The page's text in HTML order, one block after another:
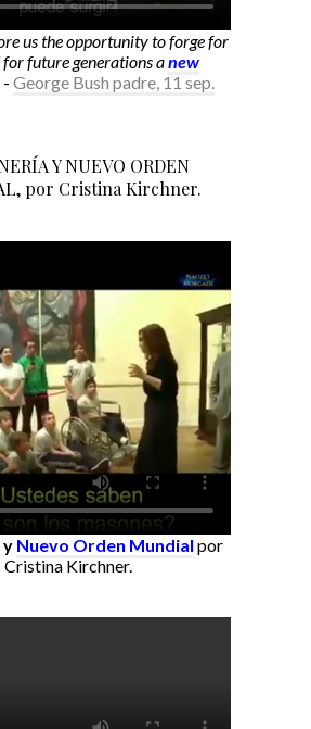
us the opportunity to forge for
for future generations anew
- George Bush padre, 11 sep.
Y NUEVO ORDEN
por Cristina Kirchner.
y Nuevo Orden Mundial por
Cristina Kirchner.